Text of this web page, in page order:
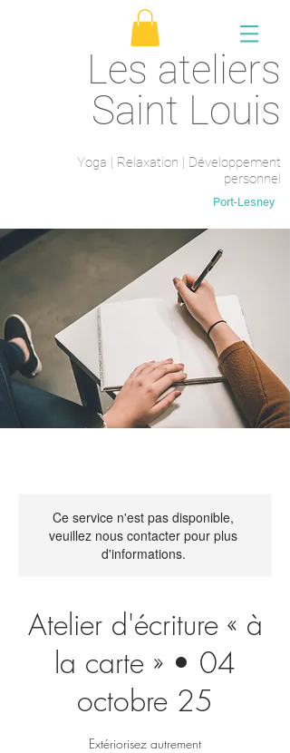
Les ateliers
Saint Louis
Yoga | Relaxation | Développement
personnel
Port-Lesney
Ce service n'est pas disponible,
veuillez nous contacter pour plus
d'informations.
Atelier d'écriture « à
la carte » • 04
octobre 25
Extériorisez autrement